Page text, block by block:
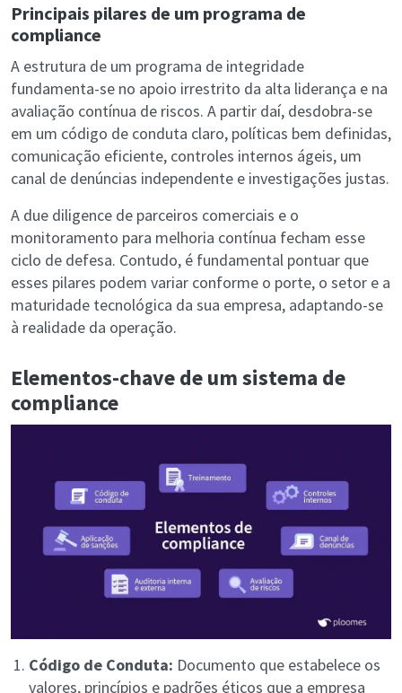
Principais pilares de um programa de
compliance
A estrutura de um programa de integridade
fundamenta-se no apoio irrestrito da alta liderança e na
avaliação contínua de riscos. A partir daí, desdobra-se
em um código de conduta claro, políticas bem definidas,
comunicação eficiente, controles internos ágeis, um
canal de denúncias independente e investigações justas.
A due diligence de parceiros comerciais e o
monitoramento para melhoria contínua fecham esse
ciclo de defesa. Contudo, é fundamental pontuar que
esses pilares podem variar conforme o porte, o setor e a
maturidade tecnológica da sua empresa, adaptando-se
à realidade da operação.
Elementos-chave de um sistema de
compliance
Código de Conduta: Documento que estabelece os
valores, princípios e padrões éticos que a empresa